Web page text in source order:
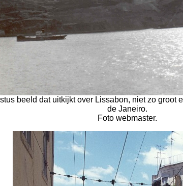
beeld dat uitkijkt over Lissabon, niet zo groot
de Janeiro.
Foto webmaster.